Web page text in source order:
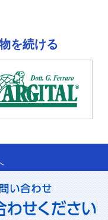
を続ける